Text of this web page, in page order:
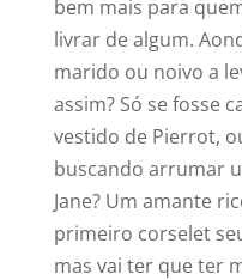
bem mais para
livrar de algum.
marido ou noivo a
assim? Só se fosse
vestido de Pierrot,
buscando arrumar
Jane? Um amante
primeiro corselet
mas vai ter que ter